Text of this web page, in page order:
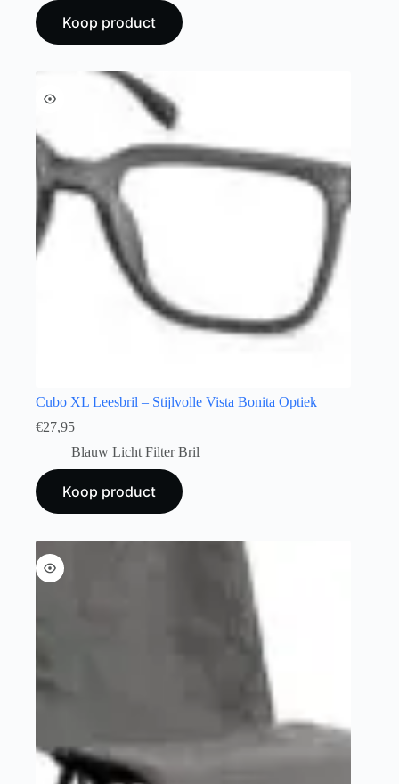
Koop product
Cubo XL Leesbril – Stijlvolle Vista Bonita Optiek
€27,95
Blauw Licht Filter Bril
Koop product